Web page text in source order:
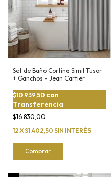
Set de Baño Cortina Simil Tusor
+ Ganchos - Jean Cartier
$16.830,00
$10.939,50 con
Transferencia
12X$1.402,50 SIN INTERÉS
Comprar